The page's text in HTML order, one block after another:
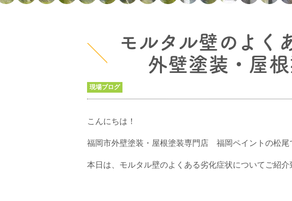
モルタル壁のよ
外壁塗装・屋
現場ブログ
こんにちは！
福岡市外壁塗装・屋根塗装専門店 福岡ペイントの松尾
本日は、モルタル壁のよくある劣化症状についてご紹介